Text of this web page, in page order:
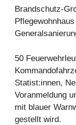
Brandschutz-
50
Statist:innen,
Voranmeldung
mit blauer
gestellt wird.